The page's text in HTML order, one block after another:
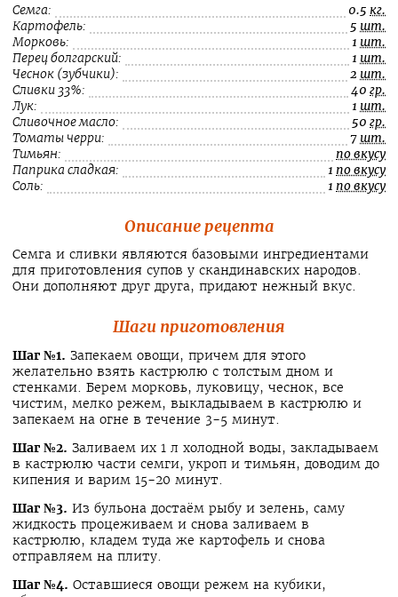
Семга: 0.5 кг.
Картофель:
5 шт.
Морковь:
1 шт.
Перец болгарский:
1 шт.
Чеснок (зубчики):
2 шт.
Сливки 33%:
40 гр.
Лук:
1 шт.
Сливочное масло:
50 гр.
Томаты черри:
7 шт.
Тимьян:
по вкусу
Паприка сладкая:
1 по вкусу
Соль:
1 по вкусу
Описание рецепта
Семга и сливки являются базовыми ингредиентами
для приготовления супов у скандинавских народов.
Они дополняют друг друга, придают нежный вкус.
Шаги приготовления
Шаг №1. Запекаем овощи, причем для этого
желательно взять кастрюлю с толстым дном и
стенками. Берем морковь, луковицу, чеснок, все
чистим, мелко режем, выкладываем в кастрюлю и
запекаем на огне в течение 3-5 минут.
Шаг №2. Заливаем их 1 л холодной воды, закладываем
в кастрюлю части семги, укроп и тимьян, доводим до
кипения и варим 15-20 минут.
Шаг №3. Из бульона достаём рыбу и зелень, саму
жидкость процеживаем и снова заливаем в
кастрюлю, кладем туда же картофель и снова
отправляем на плиту.
Шаг №4. Оставшиеся овощи режем на кубики,